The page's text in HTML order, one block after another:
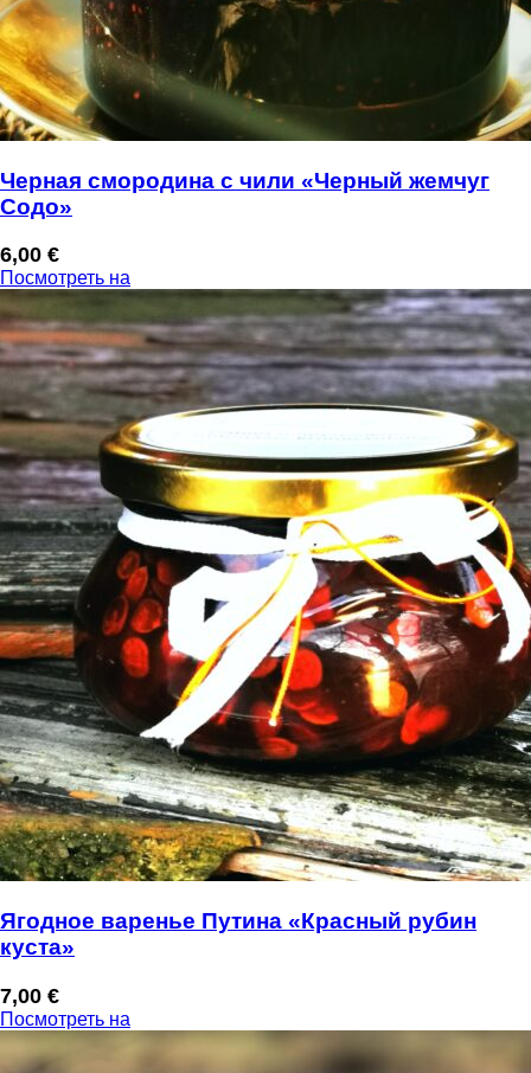
Черная смородина с чили «Черный жемчуг
Содо»
6,00 €
Посмотреть на
Ягодное варенье Путина «Красный рубин
куста»
7,00 €
Посмотреть на